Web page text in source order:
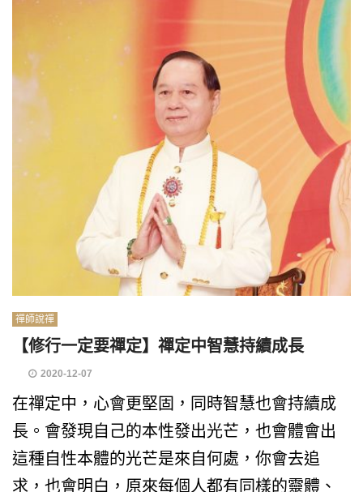
禪師說禪
【修行一定要禪定】禪定中智慧持續成長
2020-12-07
在禪定中，心會更堅固，同時智慧也會持續成
長。會發現自己的本性發出光芒，也會體會出
這種自性本體的光芒是來自何處，你會去追
求，也會明白，原來每個人都有同樣的靈體、